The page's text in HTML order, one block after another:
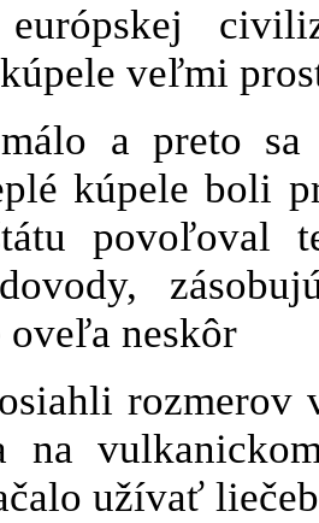
veľmi
a preto
kúpele boli
povoľoval
neskôr
rozmerov
na
užívať